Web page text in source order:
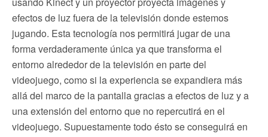
efectos de luz fuera de la televisión donde estemos
jugando. Esta tecnología nos permitirá jugar de una
forma verdaderamente única ya que transforma el
entorno alrededor de la televisión en parte del
videojuego, como si la experiencia se expandiera más
allá del marco de la pantalla gracias a efectos de luz y a
una extensión del entorno que no repercutirá en el
videojuego. Supuestamente todo ésto se conseguirá en